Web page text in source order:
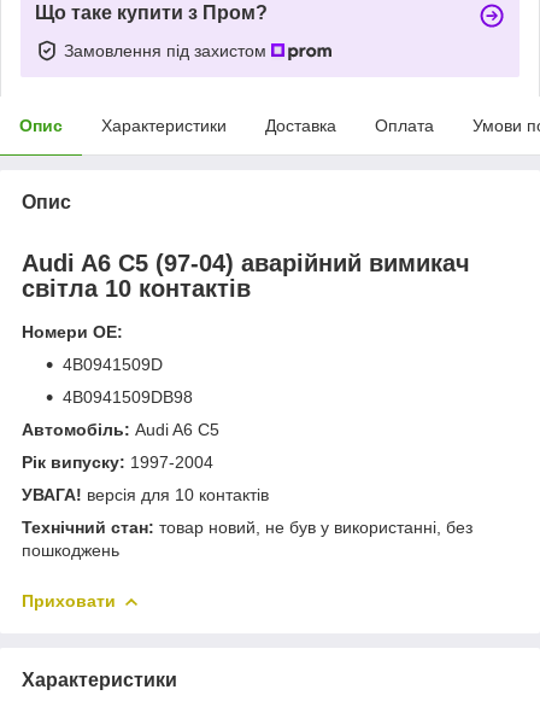
Що таке купити з Пром?
Замовлення під захистом
Опис Характеристики Доставка Оплата Умови
Опис
Audi A6 C5 (97-04) аварійний вимикач
світла 10 контактів
Номери OE:
4B0941509D
4B0941509DB98
Автомобіль: Audi A6 C5
Рік випуску: 1997-2004
УВАГА! версія для 10 контактів
Технічний стан: товар новий, не був у використанні, без
пошкоджень
Приховати
Характеристики